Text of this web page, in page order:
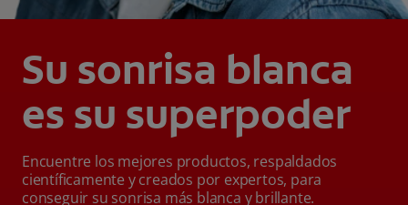
Su sonrisa blanca
es su superpoder
Encuentre los mejores productos, respaldados
científicamente y creados por expertos, para
conseguir su sonrisa más blanca y brillante.